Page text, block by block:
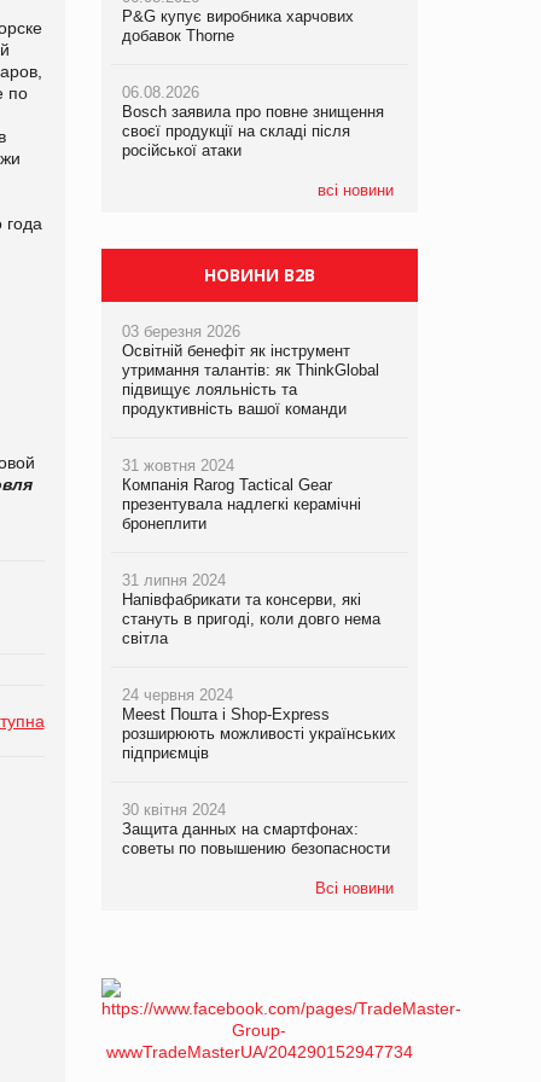
по
P&G купує виробника харчових
добавок Thorne
06.08.2026
Bosch заявила про повне знищення
своєї продукції на складі після
російської атаки
всі новини
у VARUS з’явилися новинки від ТМ
ТОКЕРИ
Сергій Лісунов про заморожені
P&G купує виробника харчових
добавок Thorne
06.08.2026
Bosch заявила про повне знищення
своєї продукції на складі після
російської атаки
НОВИНИ B2B
03 березня 2026
Освітній бенефіт як інструмент
утримання талантів: як ThinkGlobal
підвищує лояльність та
продуктивність вашої команди
31 жовтня 2024
Компанія Rarog Tactical Gear
презентувала надлегкі керамічні
бронеплити
31 липня 2024
Напівфабрикати та консерви, які
стануть в пригоді, коли довго нема
світла
24 червня 2024
Meest Пошта і Shop-Express
розширюють можливості українських
підприємців
30 квітня 2024
Защита данных на смартфонах:
советы по повышению безопасности
Всі новини